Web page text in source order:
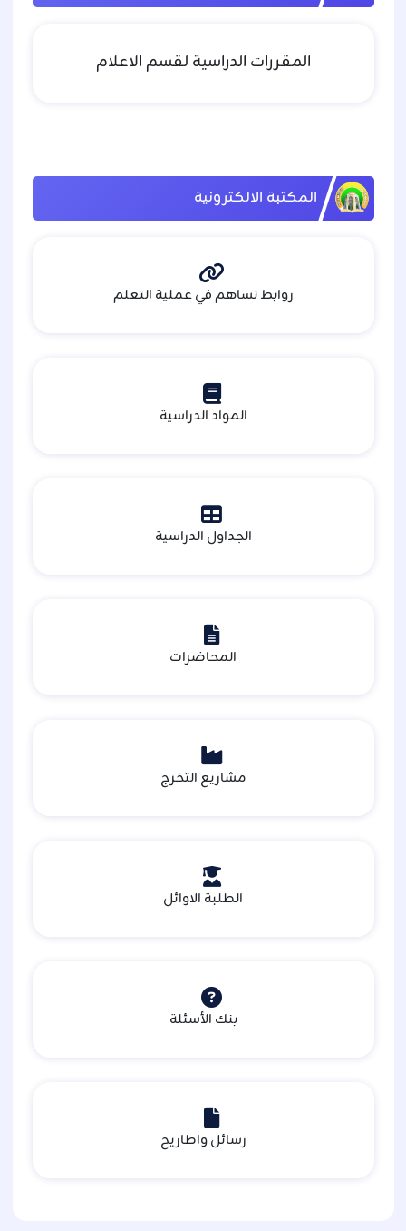
المقررات الدراسية لقسم الاعلام
المكتبة الالكترونية
روابط تساهم في عملية التعلم
المواد الدراسية
الجداول الدراسية
المحاضرات
مشاريع التخرج
الطلبة الاوائل
بنك الأسئلة
رسائل واطاريح